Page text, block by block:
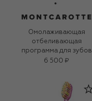
Омолаживающая
отбеливающая
программа для зубов
(3x30ml)
6 500 ₽